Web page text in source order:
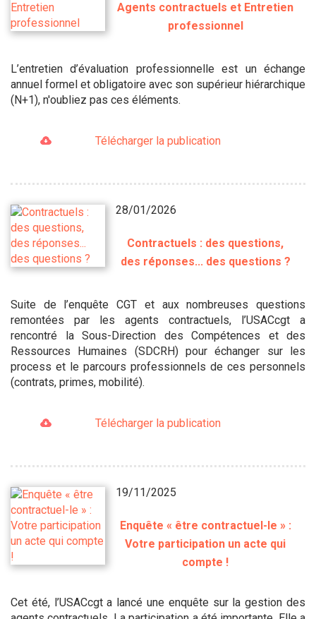
Agents contractuels et Entretien
professionnel
L’entretien d’évaluation professionnelle est un échange
annuel formel et obligatoire avec son supérieur hiérarchique
(N+1), n'oubliez pas ces éléments.
Télécharger la publication
28/01/2026
Contractuels : des questions,
des réponses... des questions ?
Suite de l’enquête CGT et aux nombreuses questions
remontées par les agents contractuels, l’USACcgt a
rencontré la Sous-Direction des Compétences et des
Ressources Humaines (SDCRH) pour échanger sur les
process et le parcours professionnels de ces personnels
(contrats, primes, mobilité).
Télécharger la publication
19/11/2025
Enquête « être contractuel-le » :
Votre participation un acte qui
compte !
Cet été, l’USACcgt a lancé une enquête sur la gestion des